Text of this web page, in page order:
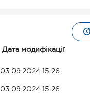
Дата модифікації
03.09.2024 15:26
03.09.2024 15:26